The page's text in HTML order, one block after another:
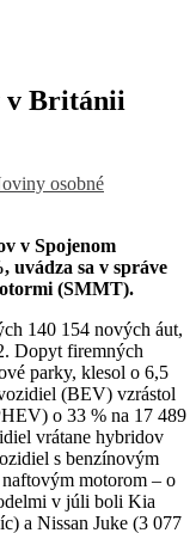
v Británii
osobné
v Spojenom
uvádza sa v správe
(SMMT).
140 154 nových áut,
Dopyt firemných
parky, klesol o 6,5
(BEV) vzrástol
o 33 % na 17 489
vrátane hybridov
s benzínovým
motorom – o
v júli boli Kia
a Nissan Juke (3 077